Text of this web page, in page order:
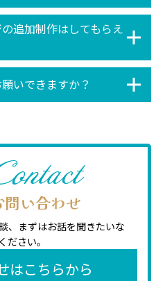
追加制作はしてもらえ
いできますか？
問い合わせ
、まずはお話を聞きたいな
ださい。
はこちらから